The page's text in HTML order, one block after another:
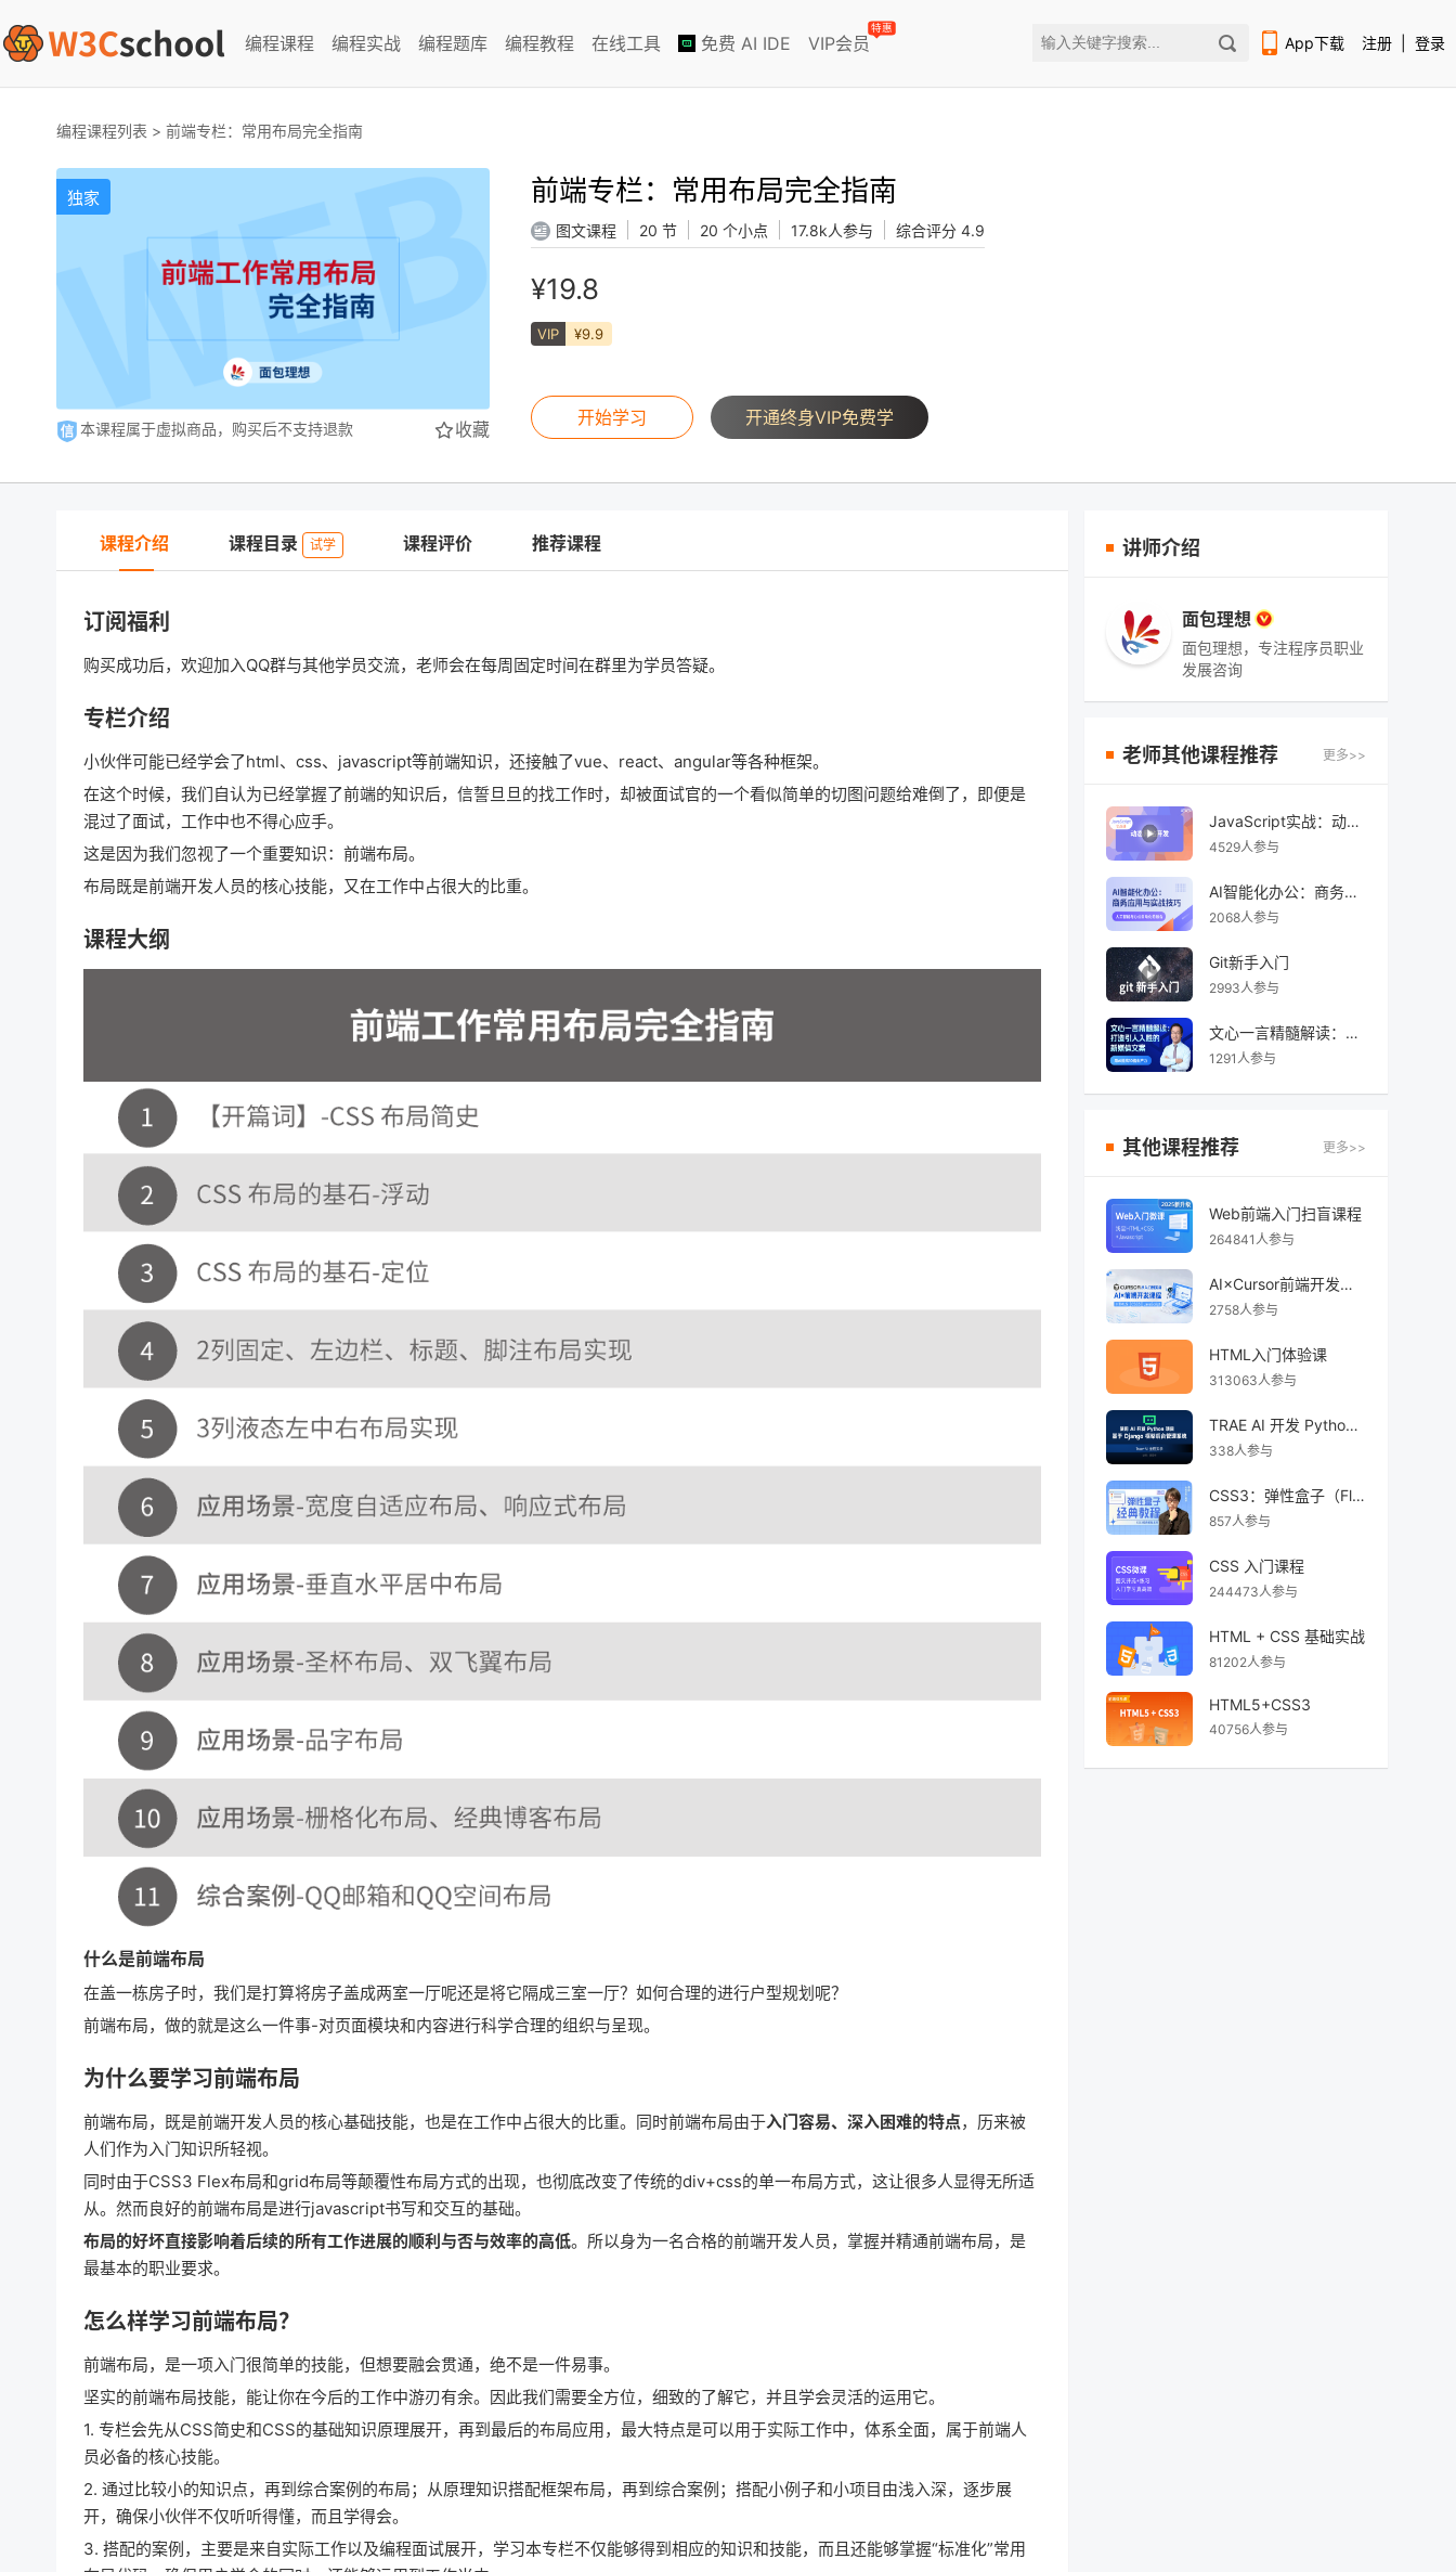
编程课程 编程实战 编程题库 编程教程 在线工具 免费 AI IDE VIP会员
特惠
App下载 注册 登录
编程课程列表 > 前端专栏：常用布局完全指南
本课程属于虚拟商品，购买后不支持退款 收藏
独家 前端专栏：常用布局完全指南
图文课程 20 节 20 个小点 17.8k人参与 综合评分 4.9
¥19.8
VIP ¥9.9
开始学习 开通终身VIP免费学
课程介绍 课程目录 试学 课程评价 推荐课程
订阅福利
购买成功后，欢迎加入QQ群与其他学员交流，老师会在每周固定时间在群里为学员答疑。
专栏介绍
小伙伴可能已经学会了html、css、javascript等前端知识，还接触了vue、react、angular等各种框架。
在这个时候，我们自认为已经掌握了前端的知识后，信誓旦旦的找工作时，却被面试官的一个看似简单的切图问题给难倒了，即便是
混过了面试，工作中也不得心应手。
这是因为我们忽视了一个重要知识：前端布局。
布局既是前端开发人员的核心技能，又在工作中占很大的比重。
课程大纲
什么是前端布局
在盖一栋房子时，我们是打算将房子盖成两室一厅呢还是将它隔成三室一厅？如何合理的进行户型规划呢？
前端布局，做的就是这么一件事-对页面模块和内容进行科学合理的组织与呈现。
为什么要学习前端布局
前端布局，既是前端开发人员的核心基础技能，也是在工作中占很大的比重。同时前端布局由于入门容易、深入困难的特点，历来被
人们作为入门知识所轻视。
同时由于CSS3 Flex布局和grid布局等颠覆性布局方式的出现，也彻底改变了传统的div+css的单一布局方式，这让很多人显得无所适
从。然而良好的前端布局是进行javascript书写和交互的基础。
布局的好坏直接影响着后续的所有工作进展的顺利与否与效率的高低。所以身为一名合格的前端开发人员，掌握并精通前端布局，是
最基本的职业要求。
怎么样学习前端布局？
前端布局，是一项入门很简单的技能，但想要融会贯通，绝不是一件易事。
坚实的前端布局技能，能让你在今后的工作中游刃有余。因此我们需要全方位，细致的了解它，并且学会灵活的运用它。
1. 专栏会先从CSS简史和CSS的基础知识原理展开，再到最后的布局应用，最大特点是可以用于实际工作中，体系全面，属于前端人
员必备的核心技能。
2. 通过比较小的知识点，再到综合案例的布局；从原理知识搭配框架布局，再到综合案例；搭配小例子和小项目由浅入深，逐步展
开，确保小伙伴不仅听听得懂，而且学得会。
3. 搭配的案例，主要是来自实际工作以及编程面试展开，学习本专栏不仅能够得到相应的知识和技能，而且还能够掌握“标准化”常用
讲师介绍
面包理想
面包理想，专注程序员职业
发展咨询
老师其他课程推荐 更多>>
JavaScript实战：动态网站开发
4529人参与
AI智能化办公：商务应用与实战技巧
2068人参与
Git新手入门
2993人参与
⽂⼼⼀⾔精髓解读：AI打造引⼈⼊胜的新媒体⽂案
1291人参与
其他课程推荐 更多>>
Web前端入门扫盲课程
264841人参与
AI×Cursor前端开发：零基础学HTML5·CSS3·JavaScript到高级项目实战
2758人参与
HTML入门体验课
313063人参与
TRAE AI 开发 Python Django 后台管理系统
338人参与
CSS3：弹性盒子（Flex）视频教程
857人参与
CSS 入门课程
244473人参与
HTML + CSS 基础实战
81202人参与
HTML5+CSS3
40756人参与